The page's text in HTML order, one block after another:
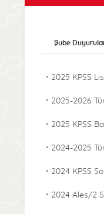
Şube
2025 KPSS
2025-2026
2025 KPSS
2024-2025
2024 KPSS
2024 Ales/2